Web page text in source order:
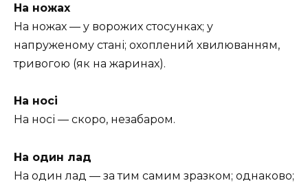
На ножах
На ножах — у ворожих стосунках; у
напруженому стані; охоплений хвилюванням,
тривогою (як на жаринах).
На носі
На носі — скоро, незабаром.
На один лад
На один лад — за тим самим зразком; однаково;